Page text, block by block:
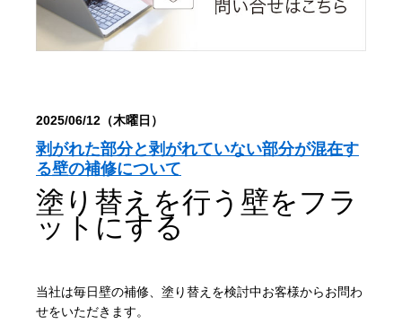
2025/06/12（木曜日）
剥がれた部分と剥がれていない部分が混在す
る壁の補修について
塗り替えを行う壁をフラ
ットにする
当社は毎日壁の補修、塗り替えを検討中お客様からお問わ
せをいただきます。